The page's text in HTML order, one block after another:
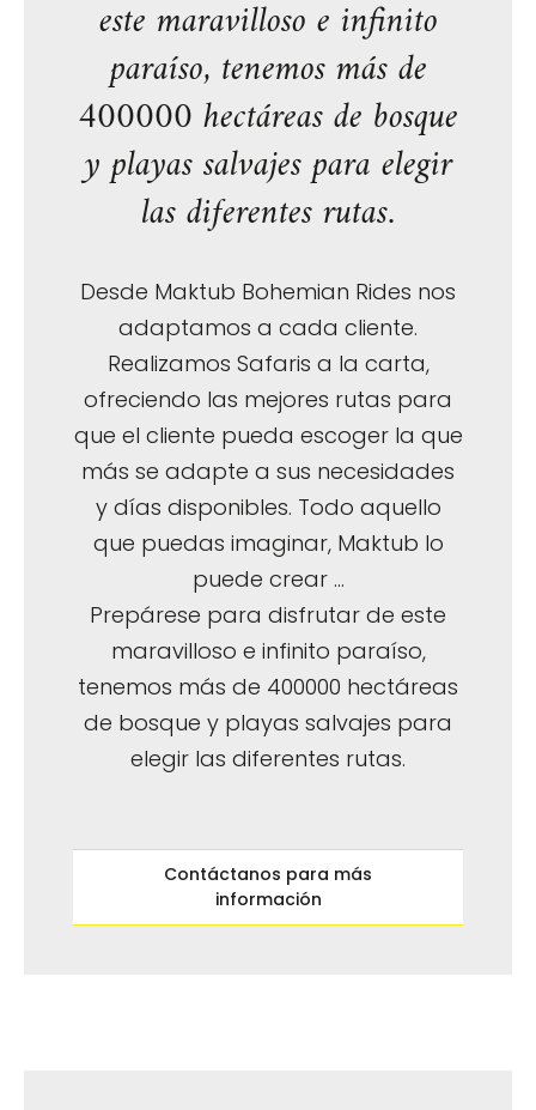
este maravilloso e infinito
paraíso, tenemos más de
400000 hectáreas de bosque
y playas salvajes para elegir
las diferentes rutas.
Desde Maktub Bohemian Rides nos
adaptamos a cada cliente.
Realizamos Safaris a la carta,
ofreciendo las mejores rutas para
que el cliente pueda escoger la que
más se adapte a sus necesidades
y días disponibles. Todo aquello
que puedas imaginar, Maktub lo
puede crear ...
Prepárese para disfrutar de este
maravilloso e infinito paraíso,
tenemos más de 400000 hectáreas
de bosque y playas salvajes para
elegir las diferentes rutas.
Contáctanos para más
información